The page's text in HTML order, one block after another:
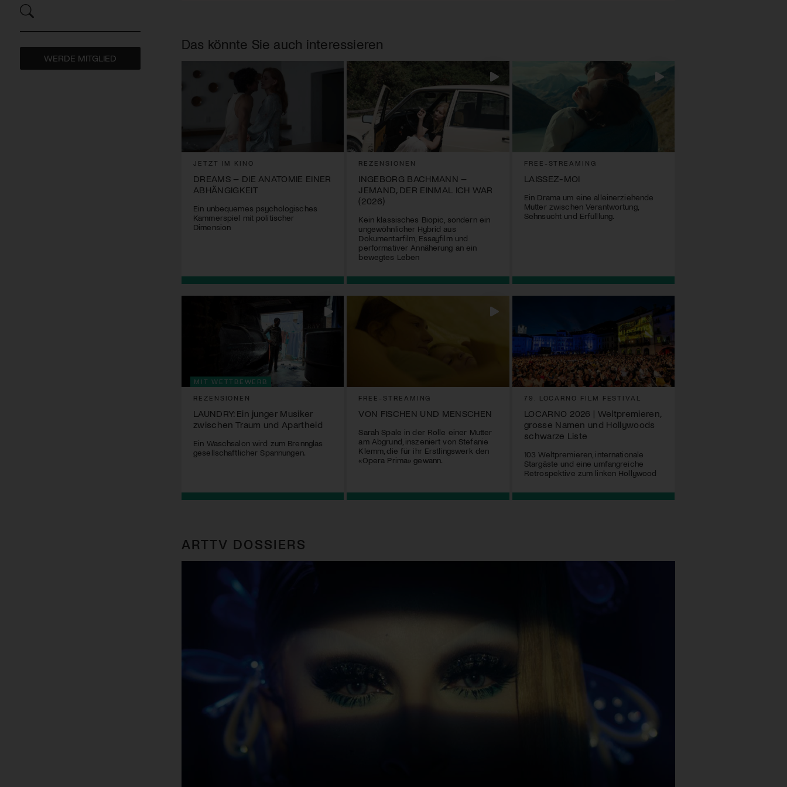
WERDE MITGLIED
Das könnte Sie auch interessieren
JETZT IM KINO
DREAMS – DIE ANATOMIE EINER
ABHÄNGIGKEIT
Ein unbequemes psychologisches
Kammerspiel mit politischer
Dimension
REZENSIONEN
INGEBORG BACHMANN –
JEMAND, DER EINMAL ICH WAR
(2026)
Kein klassisches Biopic, sondern ein
ungewöhnlicher Hybrid aus
Dokumentarfilm, Essayfilm und
performativer Annäherung an ein
bewegtes Leben
FREE-STREAMING
LAISSEZ-MOI
Ein Drama um eine alleinerziehende
Mutter zwischen Verantwortung,
Sehnsucht und Erfülllung.
MIT WETTBEWERB
REZENSIONEN
LAUNDRY: Ein junger Musiker
zwischen Traum und Apartheid
Ein Waschsalon wird zum Brennglas
gesellschaftlicher Spannungen.
FREE-STREAMING
VON FISCHEN UND MENSCHEN
Sarah Spale in der Rolle einer Mutter
am Abgrund, inszeniert von Stefanie
Klemm, die für ihr Erstlingswerk den
«Opera Prima» gewann.
79. LOCARNO FILM FESTIVAL
LOCARNO 2026 | Weltpremieren,
grosse Namen und Hollywoods
schwarze Liste
103 Weltpremieren, internationale
Stargäste und eine umfangreiche
Retrospektive zum linken Hollywood
ARTTV DOSSIERS